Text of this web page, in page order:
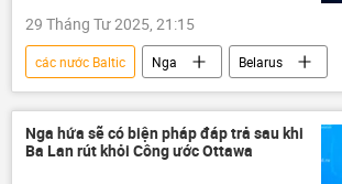
29 Tháng Tư 2025, 21:15
các nước Baltic Nga
Belarus
Alexandr Lukashenko
Ukraina
Volgograd
phương Tây
Thế giới
thông tin
Nga hứa sẽ có biện pháp đáp trả sau khi
Ba Lan rút khỏi Công ước Ottawa